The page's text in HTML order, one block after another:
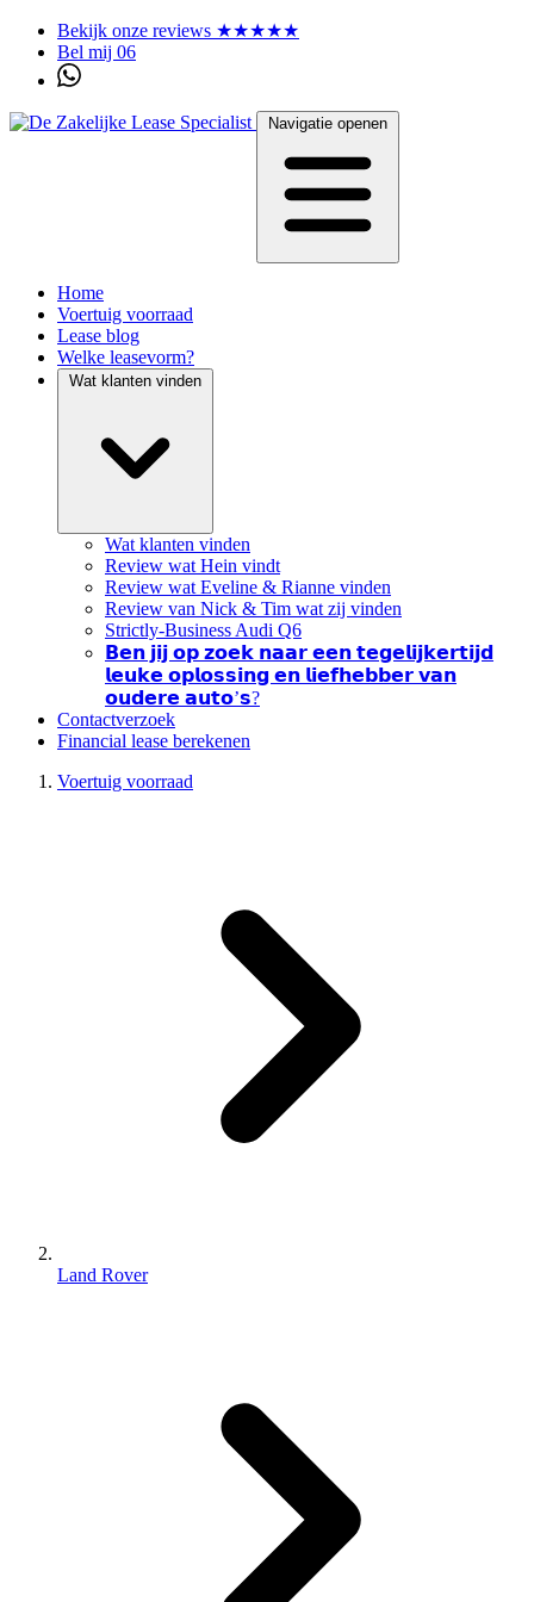
Bekijk onze reviews ★★★★★
Bel mij 06
Navigatie openen
Home
Voertuig voorraad
Lease blog
Welke leasevorm?
Wat klanten vinden
Wat klanten vinden
Review wat Hein vindt
Review wat Eveline & Rianne vinden
Review van Nick & Tim wat zij vinden
Strictly-Business Audi Q6
𝗕𝗲𝗻 𝗷𝗶𝗷 𝗼𝗽 𝘇𝗼𝗲𝗸 𝗻𝗮𝗮𝗿 𝗲𝗲𝗻 𝘁𝗲𝗴𝗲𝗹𝗶𝗷𝗸𝗲𝗿𝘁𝗶𝗷𝗱
𝗹𝗲𝘂𝗸𝗲 𝗼𝗽𝗹𝗼𝘀𝘀𝗶𝗻𝗴 𝗲𝗻 𝗹𝗶𝗲𝗳𝗵𝗲𝗯𝗯𝗲𝗿 𝘃𝗮𝗻
𝗼𝘂𝗱𝗲𝗿𝗲 𝗮𝘂𝘁𝗼’𝘀?
Contactverzoek
Financial lease berekenen
Voertuig voorraad
Land Rover